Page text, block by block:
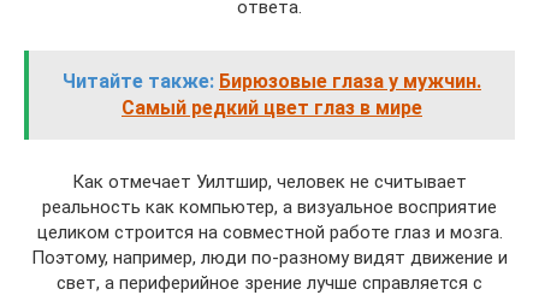
ответа.
Читайте также: Бирюзовые глаза у мужчин.
Самый редкий цвет глаз в мире
Как отмечает Уилтшир, человек не считывает
реальность как компьютер, а визуальное восприятие
целиком строится на совместной работе глаз и мозга.
Поэтому, например, люди по-разному видят движение и
свет, а периферийное зрение лучше справляется с